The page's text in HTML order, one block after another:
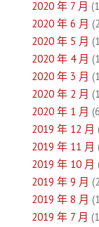
2020 年 7 月
2020 年 6 月
2020 年 5 月
2020 年 4 月
2020 年 3 月
2020 年 2 月
2020 年 1 月
2019 年 12 月
2019 年 11 月
2019 年 10 月
2019 年 9 月
2019 年 8 月
2019 年 7 月